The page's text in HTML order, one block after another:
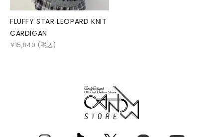
FLUFFY STAR LEOPARD KNIT
CARDIGAN
￥15,840 (税込)